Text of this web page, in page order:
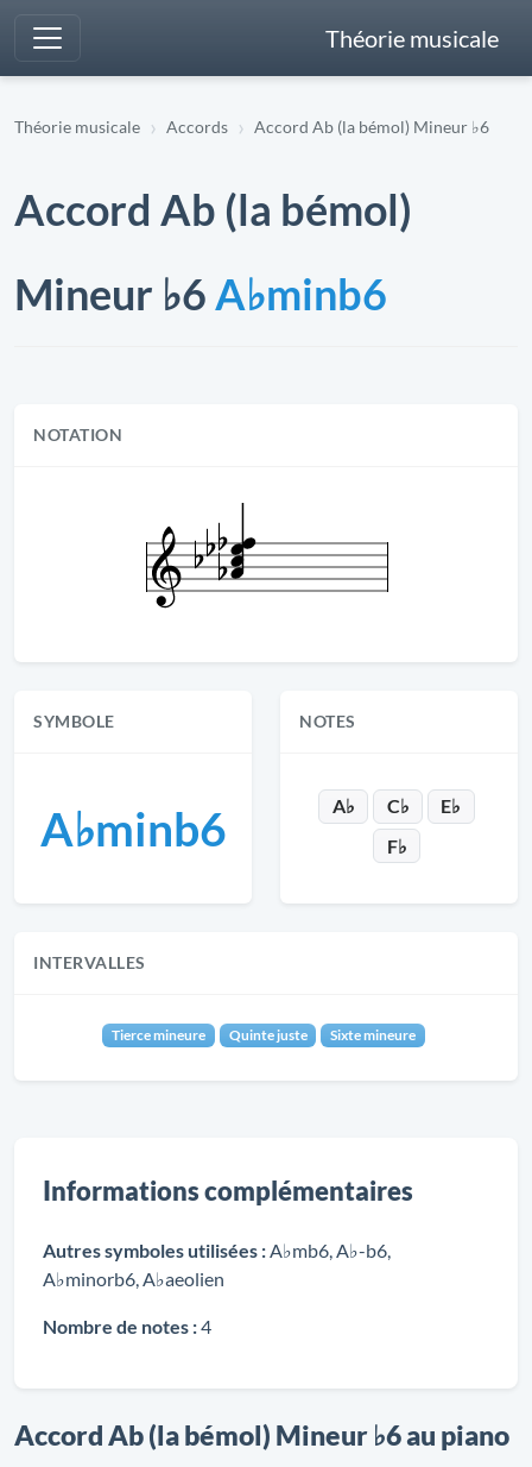
Théorie musicale
Théorie musicale Accords Accord Ab (la bémol) Mineur ♭6
Accord Ab (la bémol)
Mineur ♭6A♭minb6
NOTATION
SYMBOLE
A♭minb6
NOTES
A♭ C♭
E♭
F♭
INTERVALLES
Tierce mineure Quinte juste Sixte mineure
Informations complémentaires
Autres symboles utilisées :A♭mb6, A♭-b6,
A♭minorb6, A♭aeolien
Nombre de notes :4
Accord Ab (la bémol) Mineur ♭6 au piano